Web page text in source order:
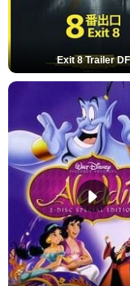
Exit 8 Trailer DF